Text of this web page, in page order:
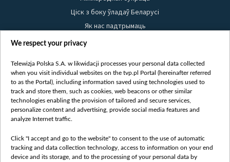
Ціск з боку ўладаў Беларусі
Як нас падтрымаць
Правілы выкарыстання матэрыялаў
Бяспека
Youtube
Белсат news
Белсат Shorts
Жэстачайшы мульт
Belsat English
We respect your privacy
Telewizja Polska S.A. w likwidacji processes your personal data collected
when you visit individual websites on the tvp.pl Portal (hereinafter referred
to as the Portal), including information saved using technologies used to
track and store them, such as cookies, web beacons or other similar
technologies enabling the provision of tailored and secure services,
personalize content and advertising, provide social media features and
analyze Internet traffic.
Click "I accept and go to the website" to consent to the use of automatic
tracking and data collection technology, access to information on your end
device and its storage, and to the processing of your personal data by